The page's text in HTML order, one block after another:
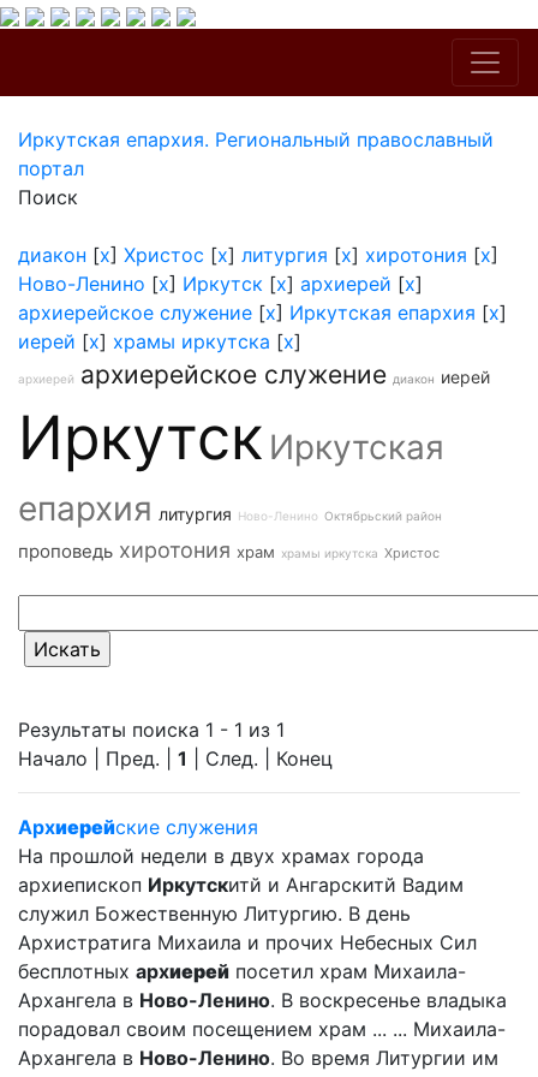
Иркутская епархия. Региональный православный
портал
Поиск
диакон [x] Христос [x] литургия [x] хиротония [x]
Ново-Ленино [x] Иркутск [x] архиерей [x]
архиерейское служение [x] Иркутская епархия [x]
иерей [x] храмы иркутска [x]
архиерей архиерейское служение диакон иерей
Иркутск Иркутская
епархия литургия Ново-Ленино Октябрьский район
проповедь хиротония храм храмы иркутска Христос
Результаты поиска 1 - 1 из 1
Начало | Пред. | 1 | След. | Конец
Архиерейские служения
На прошлой недели в двух храмах города
архиепископ Иркутскитй и Ангарскитй Вадим
служил Божественную Литургию. В день
Архистратига Михаила и прочих Небесных Сил
бесплотных архиерей посетил храм Михаила-
Архангела в Ново-Ленино. В воскресенье владыка
порадовал своим посещением храм ... ... Михаила-
Архангела в Ново-Ленино. Во время Литургии им